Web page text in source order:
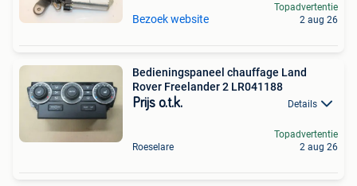
Bezoek website
Topadvertentie
2 aug 26
Bedieningspaneel chauffage Land
Rover Freelander 2 LR041188
Prijs o.t.k. Details
Roeselare
Topadvertentie
2 aug 26